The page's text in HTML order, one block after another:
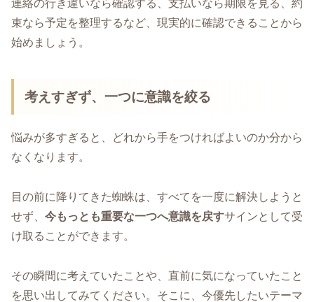
連絡の行き違いなら確認する、支払いなら期限を見る、約
束なら予定を整理するなど、現実的に確認できることから
始めましょう。
考えすぎず、一つに意識を絞る
悩みが多すぎると、どれから手をつければよいのか分から
なくなります。
目の前に降りてきた蜘蛛は、すべてを一度に解決しようと
せず、 今もっとも重要な一つへ意識を戻すサインとして受
け取ることができます。
その瞬間に考えていたことや、直前に気になっていたこと
を思い出してみてください。そこに、今優先したいテーマ